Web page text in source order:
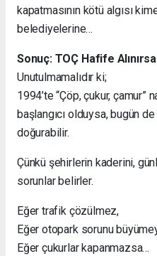
kapatmasının kötü algısı
belediyelerine…
Sonuç: TOÇ Hafife
Unutulmamalıdır ki;
1994’te “Çöp, çukur, çamur”
başlangıcı olduysa, bugün de
doğurabilir.
Çünkü şehirlerin kaderini,
sorunlar belirler.
Eğer trafik çözülmez,
Eğer otopark sorunu
Eğer çukurlar kapanmazsa…